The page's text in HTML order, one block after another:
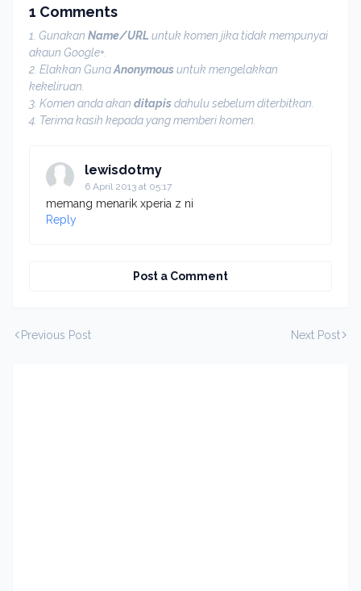
1 Comments
1. Gunakan Name/URL untuk komen jika tidak mempunyai
akaun Google+.
2. Elakkan GunaAnonymousuntuk mengelakkan
kekeliruan.
3. Komen anda akan ditapisdahulu sebelum diterbitkan.
4. Terima kasih kepada yang memberi komen.
lewisdotmy
6 April 2013 at 05:17
memang menarik xperia z ni
Reply
Post a Comment
Previous Post Next Post